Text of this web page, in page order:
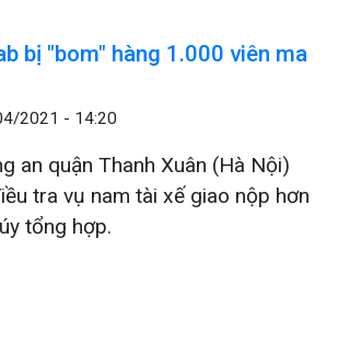
bị "bom" hàng 1.000 viên ma
2021 - 14:20
an quận Thanh Xuân (Hà Nội)
tra vụ nam tài xế giao nộp hơn
tổng hợp.